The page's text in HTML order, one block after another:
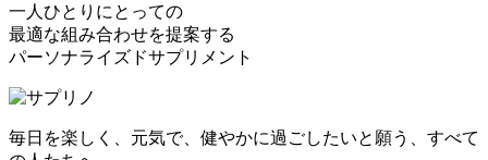
一人ひとりにとっての
最適な組み合わせを提案する
パーソナライズドサプリメント
毎日を楽しく、元気で、健やかに過ごしたいと願う、すべて